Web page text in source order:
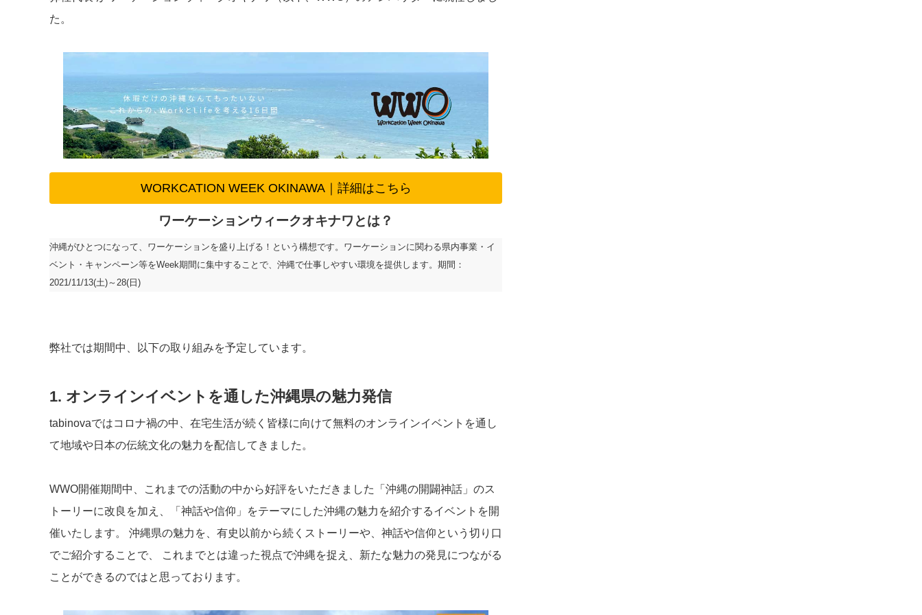
た。
WORKCATION WEEK OKINAWA｜詳細はこちら
ワーケーションウィークオキナワとは？
沖縄がひとつになって、ワーケーションを盛り上げる！という構想です。ワーケーションに関わる県内事業・イ
ベント・キャンペーン等をWeek期間に集中することで、沖縄で仕事しやすい環境を提供します。期間：
2021/11/13(土)～28(日)
弊社では期間中、以下の取り組みを予定しています。
1. オンラインイベントを通した沖縄県の魅力発信
tabinovaではコロナ禍の中、在宅生活が続く皆様に向けて無料のオンラインイベントを通し
て地域や日本の伝統文化の魅力を配信してきました。
WWO開催期間中、これまでの活動の中から好評をいただきました「沖縄の開闢神話」のス
トーリーに改良を加え、「神話や信仰」をテーマにした沖縄の魅力を紹介するイベントを開
催いたします。 沖縄県の魅力を、有史以前から続くストーリーや、神話や信仰という切り口
でご紹介することで、 これまでとは違った視点で沖縄を捉え、新たな魅力の発見につながる
ことができるのではと思っております。